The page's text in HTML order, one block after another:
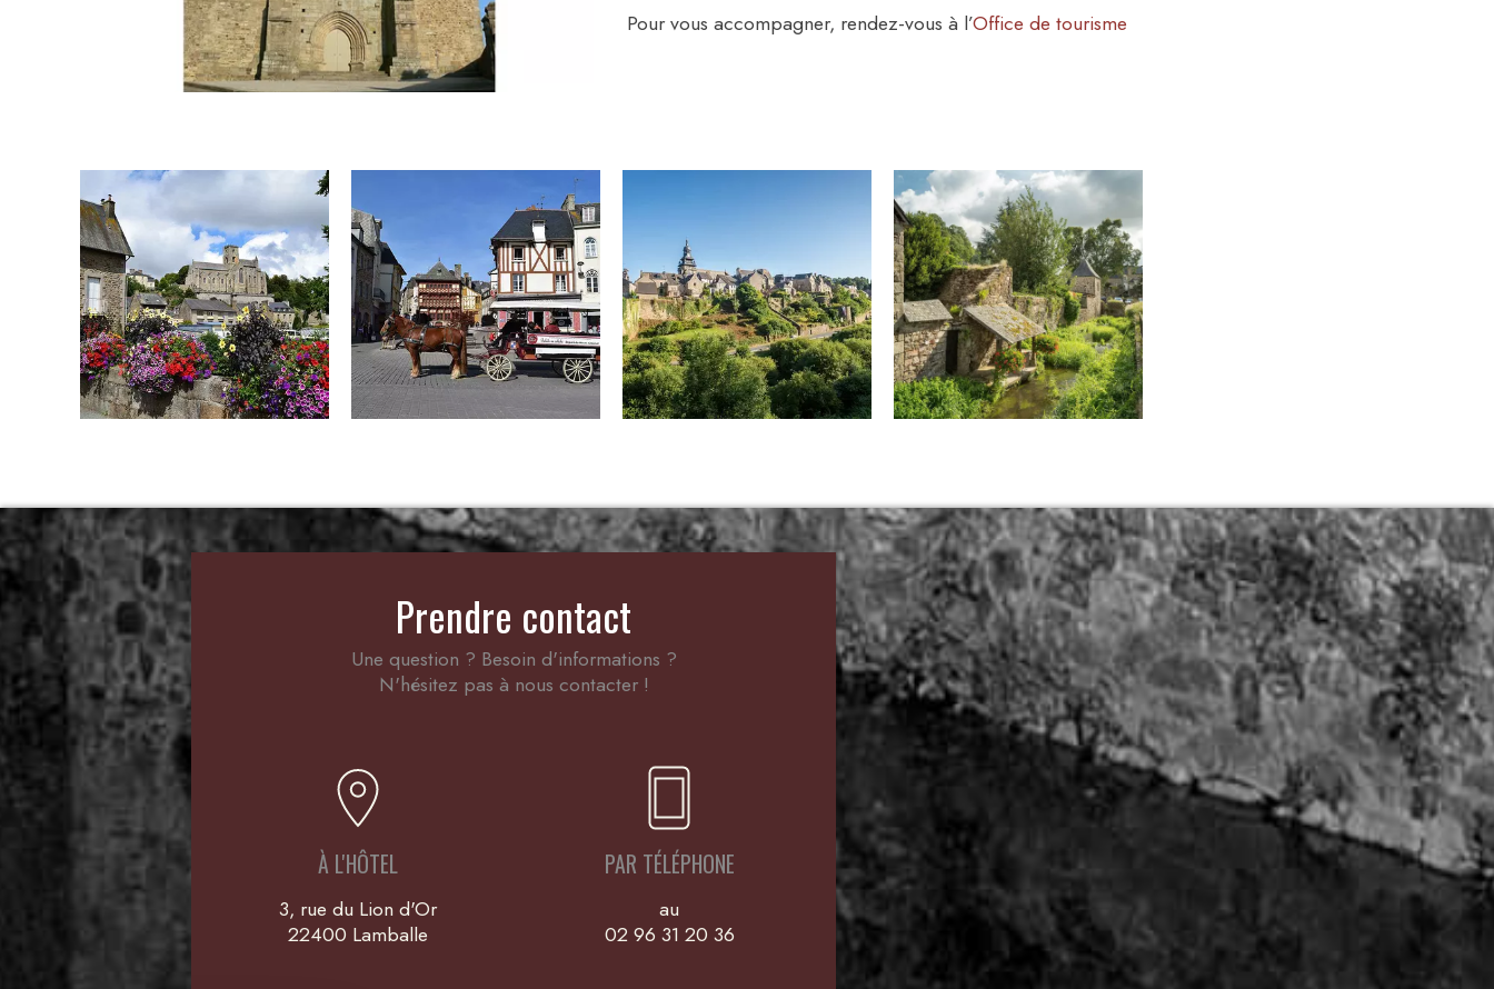
Pour vous accompagner, rendez-vous à l’Office de tourisme
Prendre contact
Une question ? Besoin d'informations ?
N'hésitez pas à nous contacter !
À L'HÔTEL
3, rue du Lion d'Or
22400 Lamballe
PAR TÉLÉPHONE
au
02 96 31 20 36